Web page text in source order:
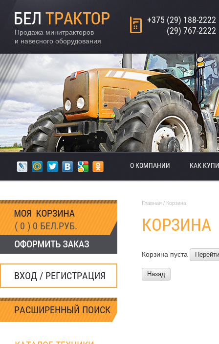
Продажа минитракторов
и навесного оборудования
+375 (29) 188-2222
(29) 767-2222
О КОМПАНИИ КАК
Главная / Корзина
КОРЗИНА
Корзина пуста
Назад
( 0 ) 0 БЕЛ.РУБ.
ВХОД / РЕГИСТРАЦИЯ
РАСШИРЕННЫЙ ПОИСК